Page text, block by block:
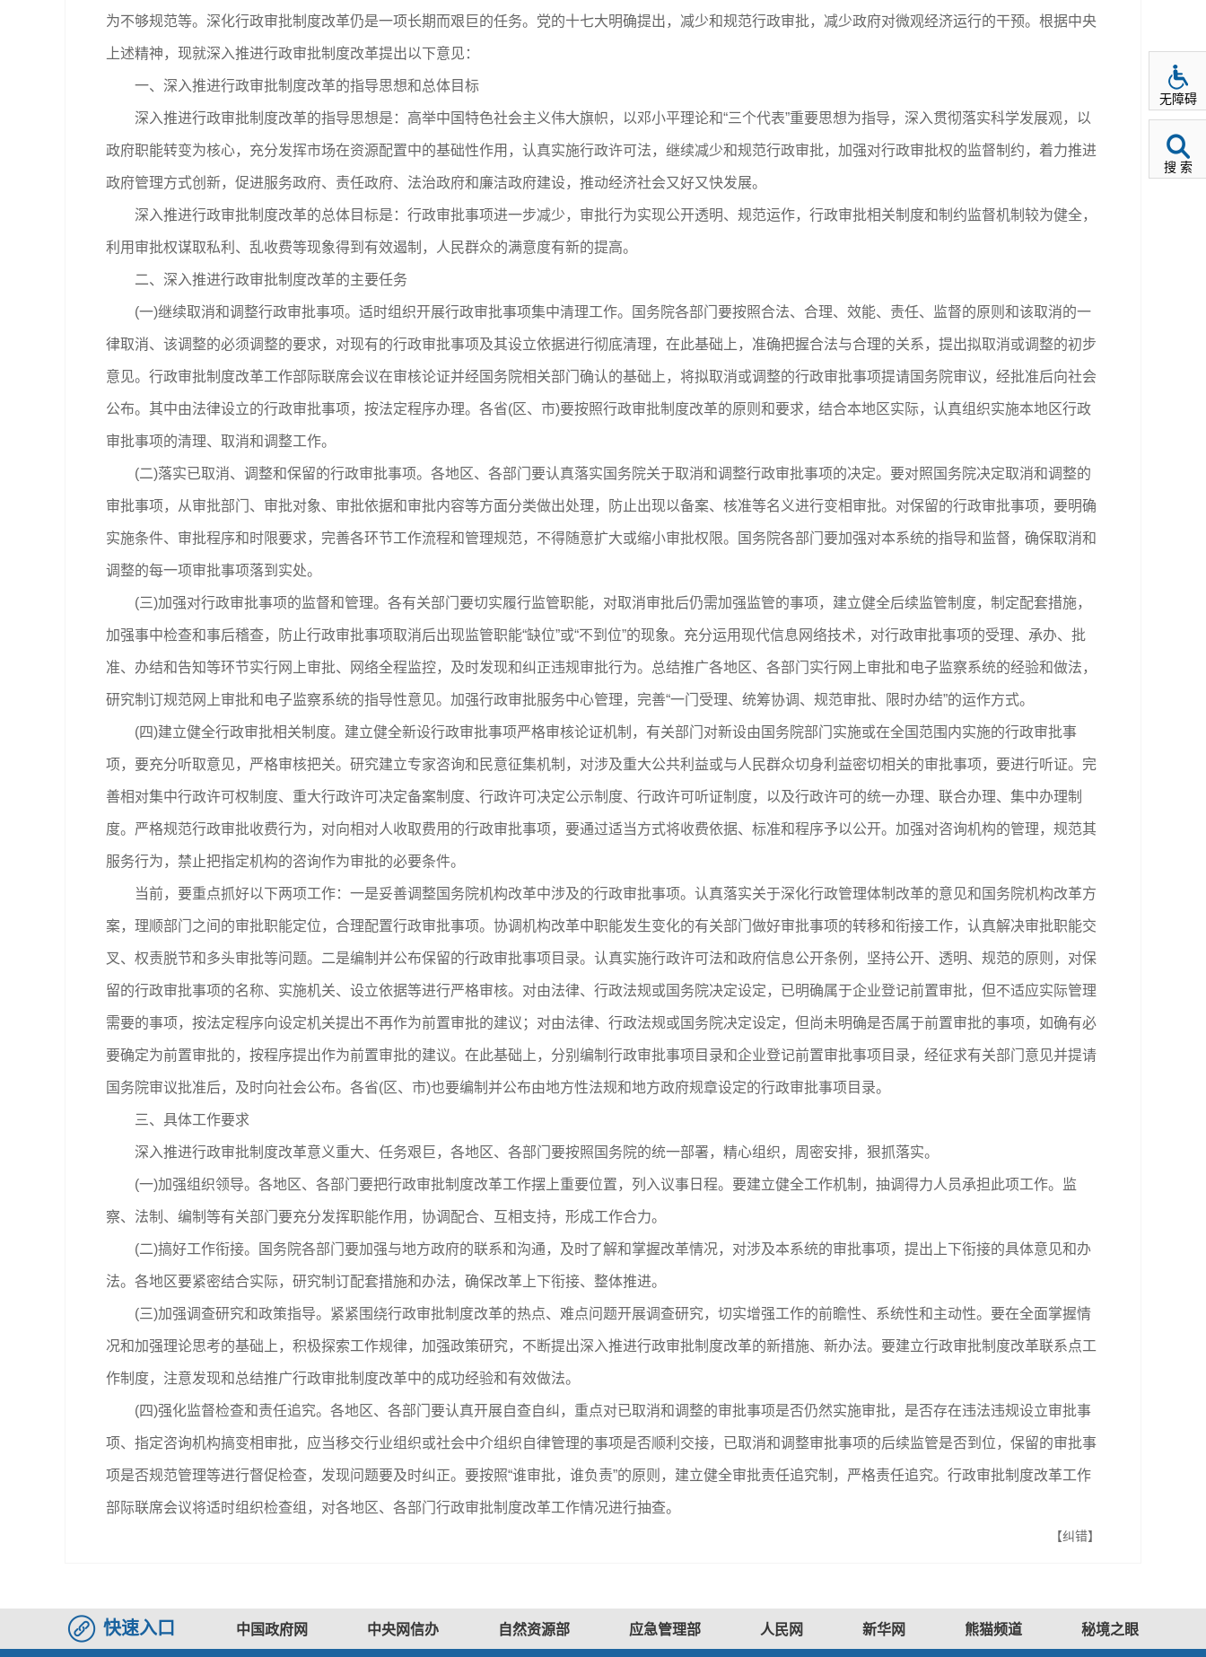
为不够规范等。深化行政审批制度改革仍是一项长期而艰巨的任务。党的十七大明确提出，减少和规范行政审批，减少政府对微观经济运行的干预。根据中央
上述精神，现就深入推进行政审批制度改革提出以下意见：
一、深入推进行政审批制度改革的指导思想和总体目标
深入推进行政审批制度改革的指导思想是：高举中国特色社会主义伟大旗帜，以邓小平理论和“三个代表”重要思想为指导，深入贯彻落实科学发展观，以
政府职能转变为核心，充分发挥市场在资源配置中的基础性作用，认真实施行政许可法，继续减少和规范行政审批，加强对行政审批权的监督制约，着力推进
政府管理方式创新，促进服务政府、责任政府、法治政府和廉洁政府建设，推动经济社会又好又快发展。
深入推进行政审批制度改革的总体目标是：行政审批事项进一步减少，审批行为实现公开透明、规范运作，行政审批相关制度和制约监督机制较为健全，
利用审批权谋取私利、乱收费等现象得到有效遏制，人民群众的满意度有新的提高。
二、深入推进行政审批制度改革的主要任务
(一)继续取消和调整行政审批事项。适时组织开展行政审批事项集中清理工作。国务院各部门要按照合法、合理、效能、责任、监督的原则和该取消的一
律取消、该调整的必须调整的要求，对现有的行政审批事项及其设立依据进行彻底清理，在此基础上，准确把握合法与合理的关系，提出拟取消或调整的初步
意见。行政审批制度改革工作部际联席会议在审核论证并经国务院相关部门确认的基础上，将拟取消或调整的行政审批事项提请国务院审议，经批准后向社会
公布。其中由法律设立的行政审批事项，按法定程序办理。各省(区、市)要按照行政审批制度改革的原则和要求，结合本地区实际，认真组织实施本地区行政
审批事项的清理、取消和调整工作。
(二)落实已取消、调整和保留的行政审批事项。各地区、各部门要认真落实国务院关于取消和调整行政审批事项的决定。要对照国务院决定取消和调整的
审批事项，从审批部门、审批对象、审批依据和审批内容等方面分类做出处理，防止出现以备案、核准等名义进行变相审批。对保留的行政审批事项，要明确
实施条件、审批程序和时限要求，完善各环节工作流程和管理规范，不得随意扩大或缩小审批权限。国务院各部门要加强对本系统的指导和监督，确保取消和
调整的每一项审批事项落到实处。
(三)加强对行政审批事项的监督和管理。各有关部门要切实履行监管职能，对取消审批后仍需加强监管的事项，建立健全后续监管制度，制定配套措施，
加强事中检查和事后稽查，防止行政审批事项取消后出现监管职能“缺位”或“不到位”的现象。充分运用现代信息网络技术，对行政审批事项的受理、承办、批
准、办结和告知等环节实行网上审批、网络全程监控，及时发现和纠正违规审批行为。总结推广各地区、各部门实行网上审批和电子监察系统的经验和做法，
研究制订规范网上审批和电子监察系统的指导性意见。加强行政审批服务中心管理，完善“一门受理、统筹协调、规范审批、限时办结”的运作方式。
(四)建立健全行政审批相关制度。建立健全新设行政审批事项严格审核论证机制，有关部门对新设由国务院部门实施或在全国范围内实施的行政审批事
项，要充分听取意见，严格审核把关。研究建立专家咨询和民意征集机制，对涉及重大公共利益或与人民群众切身利益密切相关的审批事项，要进行听证。完
善相对集中行政许可权制度、重大行政许可决定备案制度、行政许可决定公示制度、行政许可听证制度，以及行政许可的统一办理、联合办理、集中办理制
度。严格规范行政审批收费行为，对向相对人收取费用的行政审批事项，要通过适当方式将收费依据、标准和程序予以公开。加强对咨询机构的管理，规范其
服务行为，禁止把指定机构的咨询作为审批的必要条件。
当前，要重点抓好以下两项工作：一是妥善调整国务院机构改革中涉及的行政审批事项。认真落实关于深化行政管理体制改革的意见和国务院机构改革方
案，理顺部门之间的审批职能定位，合理配置行政审批事项。协调机构改革中职能发生变化的有关部门做好审批事项的转移和衔接工作，认真解决审批职能交
叉、权责脱节和多头审批等问题。二是编制并公布保留的行政审批事项目录。认真实施行政许可法和政府信息公开条例，坚持公开、透明、规范的原则，对保
留的行政审批事项的名称、实施机关、设立依据等进行严格审核。对由法律、行政法规或国务院决定设定，已明确属于企业登记前置审批，但不适应实际管理
需要的事项，按法定程序向设定机关提出不再作为前置审批的建议；对由法律、行政法规或国务院决定设定，但尚未明确是否属于前置审批的事项，如确有必
要确定为前置审批的，按程序提出作为前置审批的建议。在此基础上，分别编制行政审批事项目录和企业登记前置审批事项目录，经征求有关部门意见并提请
国务院审议批准后，及时向社会公布。各省(区、市)也要编制并公布由地方性法规和地方政府规章设定的行政审批事项目录。
三、具体工作要求
深入推进行政审批制度改革意义重大、任务艰巨，各地区、各部门要按照国务院的统一部署，精心组织，周密安排，狠抓落实。
(一)加强组织领导。各地区、各部门要把行政审批制度改革工作摆上重要位置，列入议事日程。要建立健全工作机制，抽调得力人员承担此项工作。监
察、法制、编制等有关部门要充分发挥职能作用，协调配合、互相支持，形成工作合力。
(二)搞好工作衔接。国务院各部门要加强与地方政府的联系和沟通，及时了解和掌握改革情况，对涉及本系统的审批事项，提出上下衔接的具体意见和办
法。各地区要紧密结合实际，研究制订配套措施和办法，确保改革上下衔接、整体推进。
(三)加强调查研究和政策指导。紧紧围绕行政审批制度改革的热点、难点问题开展调查研究，切实增强工作的前瞻性、系统性和主动性。要在全面掌握情
况和加强理论思考的基础上，积极探索工作规律，加强政策研究，不断提出深入推进行政审批制度改革的新措施、新办法。要建立行政审批制度改革联系点工
作制度，注意发现和总结推广行政审批制度改革中的成功经验和有效做法。
(四)强化监督检查和责任追究。各地区、各部门要认真开展自查自纠，重点对已取消和调整的审批事项是否仍然实施审批，是否存在违法违规设立审批事
项、指定咨询机构搞变相审批，应当移交行业组织或社会中介组织自律管理的事项是否顺利交接，已取消和调整审批事项的后续监管是否到位，保留的审批事
项是否规范管理等进行督促检查，发现问题要及时纠正。要按照“谁审批，谁负责”的原则，建立健全审批责任追究制，严格责任追究。行政审批制度改革工作
部际联席会议将适时组织检查组，对各地区、各部门行政审批制度改革工作情况进行抽查。
【纠错】
快速入口 中国政府网 中央网信办 自然资源部 应急管理部 人民网 新华网 熊猫频道 秘境之眼
无障碍
搜 索